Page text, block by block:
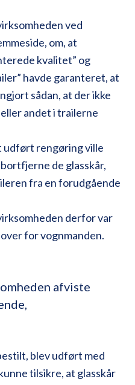
ved
om, at
kvalitet” og
havde garanteret, at
sådan, at der ikke
andet i trailerne
udført rengøring ville
de glasskår,
fra en forudgående
derfor var
for vognmanden.
afviste
blev udført med
tilsikre, at glasskår